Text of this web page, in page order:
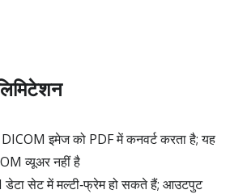
इमेज को PDF में कनवर्ट करता है; यह
व्यूअर नहीं है
सेट में मल्टी‑फ्रेम हो सकते हैं; आउटपुट